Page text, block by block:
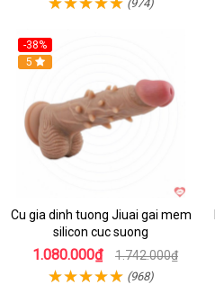
(974)
-38%
5
Cu gia dinh tuong Jiuai gai mem
silicon cuc suong
1.080.000₫ 1.742.000₫
(968)